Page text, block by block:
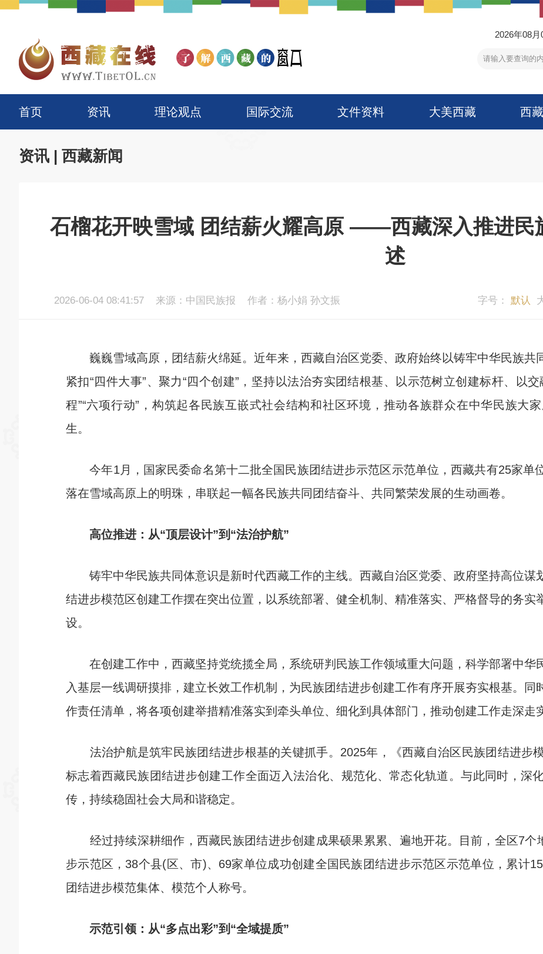
2026年08月
首页 资讯 理论观点 国际交流 文件资料 大美西藏 西
资讯 | 西藏新闻
石榴花开映雪域 团结薪火耀高原 ——西藏深入推进民
述
2026-06-04 08:41:57 来源：中国民族报 作者：杨小娟 孙文振 字号： 默认
巍巍雪域高原，团结薪火绵延。近年来，西藏自治区党委、政府始终以铸牢中华民族共
紧扣“四件大事”、聚力“四个创建”，坚持以法治夯实团结根基、以示范树立创建标杆、以
程”“六项行动”，构筑起各民族互嵌式社会结构和社区环境，推动各族群众在中华民族大
生。
今年1月，国家民委命名第十二批全国民族团结进步示范区示范单位，西藏共有25家单
落在雪域高原上的明珠，串联起一幅各民族共同团结奋斗、共同繁荣发展的生动画卷。
高位推进：从“顶层设计”到“法治护航”
铸牢中华民族共同体意识是新时代西藏工作的主线。西藏自治区党委、政府坚持高位谋
结进步模范区创建工作摆在突出位置，以系统部署、健全机制、精准落实、严格督导的务实
设。
在创建工作中，西藏坚持党统揽全局，系统研判民族工作领域重大问题，科学部署中华
入基层一线调研摸排，建立长效工作机制，为民族团结进步创建工作有序开展夯实根基。同
作责任清单，将各项创建举措精准落实到牵头单位、细化到具体部门，推动创建工作走深走
法治护航是筑牢民族团结进步根基的关键抓手。2025年，《西藏自治区民族团结进步
标志着西藏民族团结进步创建工作全面迈入法治化、规范化、常态化轨道。与此同时，深
传，持续稳固社会大局和谐稳定。
经过持续深耕细作，西藏民族团结进步创建成果硕果累累、遍地开花。目前，全区7个
步示范区，38个县(区、市)、69家单位成功创建全国民族团结进步示范区示范单位，累计
团结进步模范集体、模范个人称号。
示范引领：从“多点出彩”到“全域提质”